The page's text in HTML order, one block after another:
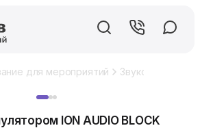
для мероприятий Звуковое
ION AUDIO BLOCK